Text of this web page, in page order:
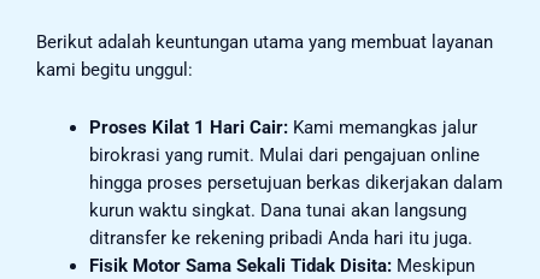
Berikut adalah keuntungan utama yang membuat layanan
kami begitu unggul:
Proses Kilat 1 Hari Cair:Kami memangkas jalur
birokrasi yang rumit. Mulai dari pengajuan online
hingga proses persetujuan berkas dikerjakan dalam
kurun waktu singkat. Dana tunai akan langsung
ditransfer ke rekening pribadi Anda hari itu juga.
Fisik Motor Sama Sekali Tidak Disita:Meskipun